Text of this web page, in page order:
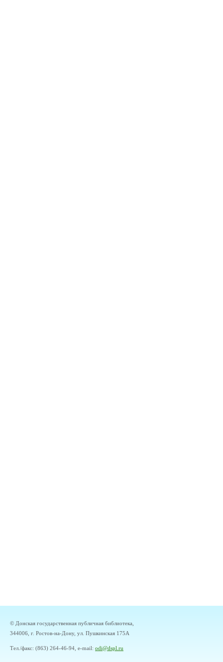
© Донская государственная публичная библиотека,
344006, г. Ростов-на-Дону, ул. Пушкинская 175А
Тел./факс: (863) 264-46-94, e-mail: odi@dspl.ru